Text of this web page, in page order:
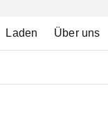
Laden Über uns